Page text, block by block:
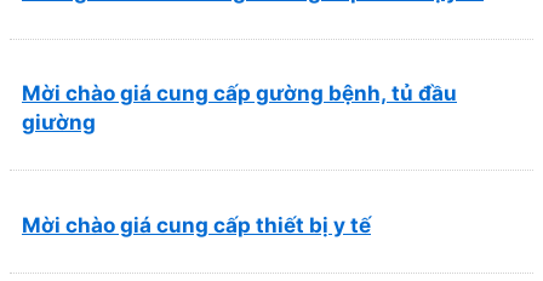
Mời chào giá cung cấp gường bệnh, tủ đầu
giường
Mời chào giá cung cấp thiết bị y tế